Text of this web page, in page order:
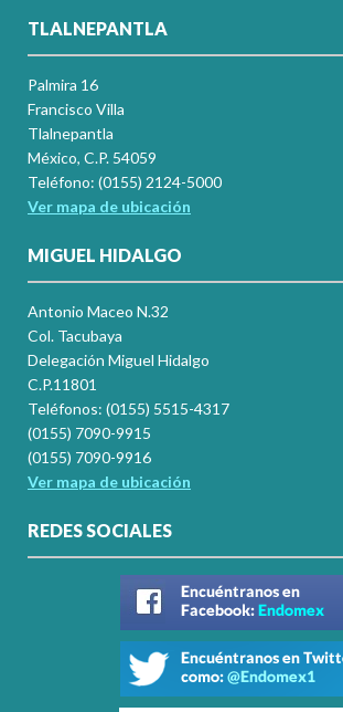
TLALNEPANTLA
Palmira 16
Francisco Villa
Tlalnepantla
México, C.P. 54059
Teléfono: (0155) 2124-5000
Ver mapa de ubicación
MIGUEL HIDALGO
Antonio Maceo N.32
Col. Tacubaya
Delegación Miguel Hidalgo
C.P.11801
Teléfonos: (0155) 5515-4317
(0155) 7090-9915
(0155) 7090-9916
Ver mapa de ubicación
REDES SOCIALES